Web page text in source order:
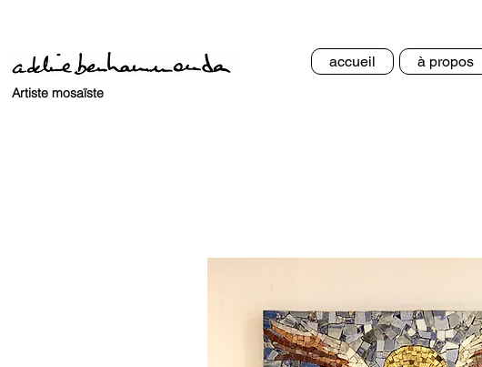
Artiste mosaïste
accueil à propos